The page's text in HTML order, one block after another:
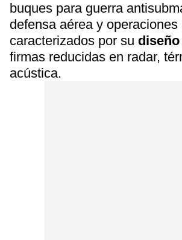
buques para guerra
defensa aérea y
caracterizados por su
firmas reducidas en radar,
acústica.